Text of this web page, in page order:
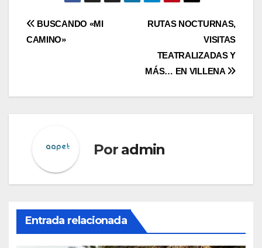
Navegación
RUTAS NOCTURNAS,
VISITAS
TEATRALIZADAS Y
MÁS… EN VILLENA
BUSCANDO «MI
CAMINO»
Por admin
Entrada relacionada